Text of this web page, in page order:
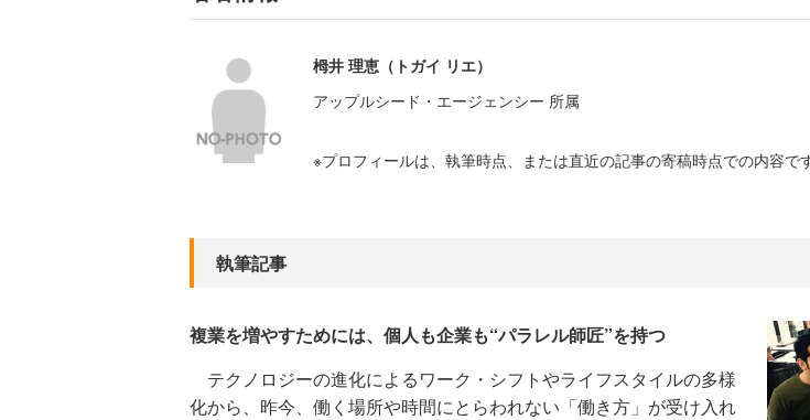
栂井 理恵（トガイ リエ）
アップルシード・エージェンシー 所属
※プロフィールは、執筆時点、または直近の記事の寄稿時点での内容で
執筆記事
複業を増やすためには、個人も企業も“パラレル師匠”を持つ
テクノロジーの進化によるワーク・シフトやライフスタイルの多様
化から、昨今、働く場所や時間にとらわれない「働き方」が受け入れ